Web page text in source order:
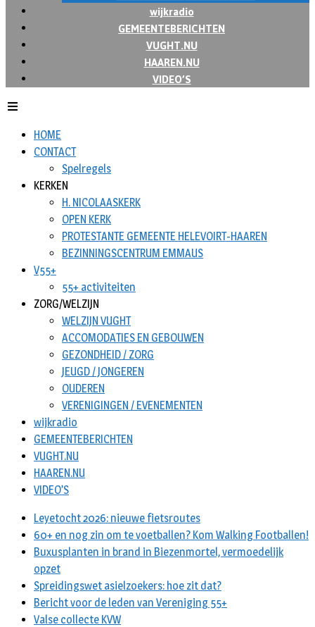
wijkradio
GEMEENTEBERICHTEN
VUGHT.NU
HAAREN.NU
VIDEO’S
HOME
CONTACT
Spelregels
KERKEN
H. NICOLAASKERK
OPEN KERK
PROTESTANTE GEMEENTE HELEVOIRT-HAAREN
BEZINNINGSCENTRUM EMMAUS
V55+
55+ activiteiten
ZORG/WELZIJN
WELZIJN VUGHT
ACCOMODATIES EN GEBOUWEN
GEZONDHEID / ZORG
JEUGD / JONGEREN
OUDEREN
VERENIGINGEN / EVENEMENTEN
wijkradio
GEMEENTEBERICHTEN
VUGHT.NU
HAAREN.NU
VIDEO’S
Leyetocht 2026: nieuwe fietsroutes
60+ en nog zin om te voetballen? Kom Walking Footballen!
Buxusplanten in brand in Biezenmortel, vermoedelijk
opzet
Spreidingswet asielzoekers: hoe zit dat?
Bericht voor de leden van Vereniging 55+
Valse collecte KVW